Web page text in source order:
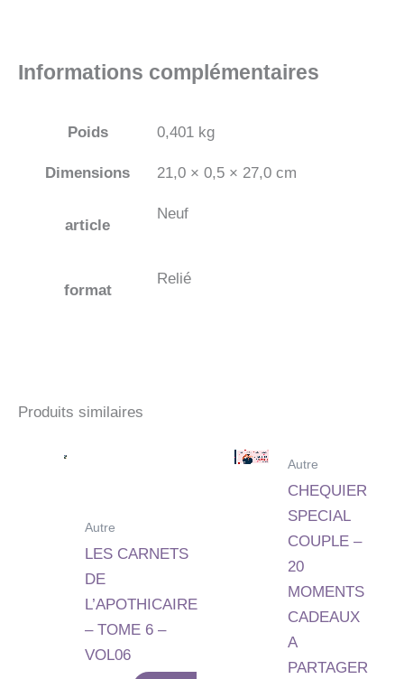
Informations complémentaires
Poids 0,401 kg
Dimensions 21,0 × 0,5 × 27,0 cm
article
Neuf
format
Relié
Produits similaires
Autre
LES CARNETS
DE
L’APOTHICAIRE
– TOME 6 –
VOL06
Autre
CHEQUIER
SPECIAL
COUPLE –
20
MOMENTS
CADEAUX
A
PARTAGER